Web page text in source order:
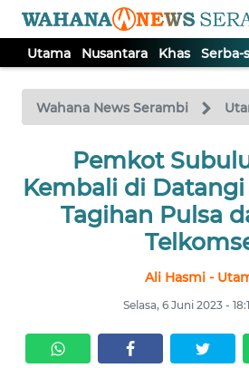
Utama Nusantara Khas Serba-
Wahana News Serambi
Pemkot
Kembali di
Tagihan Pulsa
Ali Hasmi -
Selasa, 6 Juni 2023 -
TV
Tutup
NUSANTARA
SERBI